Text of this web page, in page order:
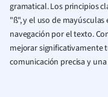
gramatical. Los principios
"ß", y el uso de
navegación por el texto.
mejorar significativamente
comunicación precisa y